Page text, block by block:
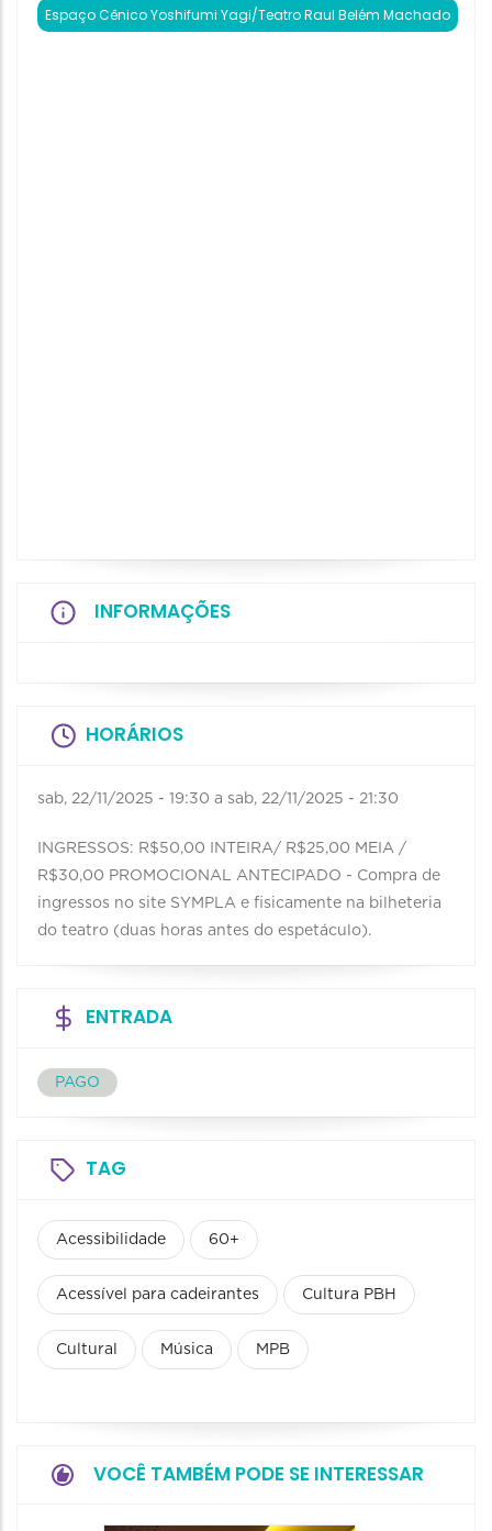
Espaço Cênico Yoshifumi Yagi/Teatro Raul Belém Machado
INFORMAÇÕES
HORÁRIOS
sab, 22/11/2025 - 19:30 a sab, 22/11/2025 - 21:30
INGRESSOS: R$50,00 INTEIRA/ R$25,00 MEIA /
R$30,00 PROMOCIONAL ANTECIPADO - Compra de
ingressos no site SYMPLA e fisicamente na bilheteria
do teatro (duas horas antes do espetáculo).
ENTRADA
PAGO
TAG
Acessibilidade 60+
Acessível para cadeirantes Cultura PBH
Cultural Música MPB
VOCÊ TAMBÉM PODE SE INTERESSAR